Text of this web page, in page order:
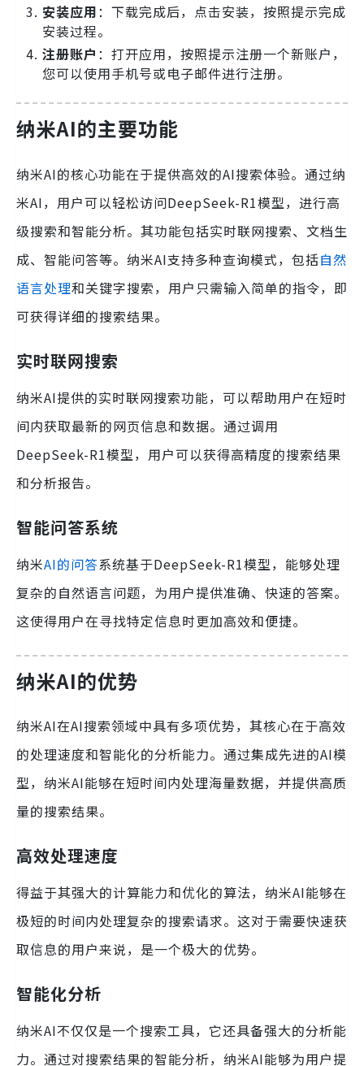
安装应用：下载完成后，点击安装，按照提示完成
安装过程。
注册账户 ：打开应用，按照提示注册一个新账户，
您可以使用手机号或电子邮件进行注册。
纳米AI的主要功能
纳米AI的核心功能在于提供高效的AI搜索体验。通过纳
米AI，用户可以轻松访问DeepSeek-R1模型，进行高
级搜索和智能分析。其功能包括实时联网搜索、文档生
成、智能问答等。纳米AI支持多种查询模式，包括自然
语言处理和关键字搜索，用户只需输入简单的指令，即
可获得详细的搜索结果。
实时联网搜索
纳米AI提供的实时联网搜索功能，可以帮助用户在短时
间内获取最新的网页信息和数据。通过调用
DeepSeek-R1模型，用户可以获得高精度的搜索结果
和分析报告。
智能问答系统
纳米AI的问答系统基于DeepSeek-R1模型，能够处理
复杂的自然语言问题，为用户提供准确、快速的答案。
这使得用户在寻找特定信息时更加高效和便捷。
纳米AI的优势
纳米AI在AI搜索领域中具有多项优势，其核心在于高效
的处理速度和智能化的分析能力。通过集成先进的AI模
型，纳米AI能够在短时间内处理海量数据，并提供高质
量的搜索结果。
高效处理速度
得益于其强大的计算能力和优化的算法，纳米AI能够在
极短的时间内处理复杂的搜索请求。这对于需要快速获
取信息的用户来说，是一个极大的优势。
智能化分析
纳米AI不仅仅是一个搜索工具，它还具备强大的分析能
力。通过对搜索结果的智能分析，纳米AI能够为用户提